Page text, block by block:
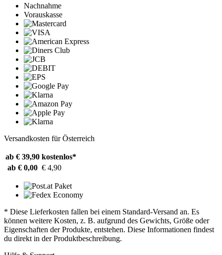
Nachnahme
Vorauskasse
Versandkosten für Österreich
ab € 39,90 kostenlos*
ab € 0,00 € 4,90
* Diese Lieferkosten fallen bei einem Standard-Versand an. Es
können weitere Kosten, z. B. aufgrund des Gewichts, Größe oder
Eigenschaften der Produkte, entstehen. Diese Informationen findest
du direkt in der Produktbeschreibung.